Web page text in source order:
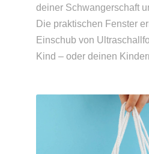
deiner Schwangerschaft
Die praktischen Fenster
Einschub von
Kind – oder deinen